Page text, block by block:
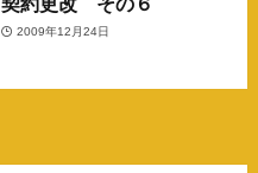
2009年12月24日